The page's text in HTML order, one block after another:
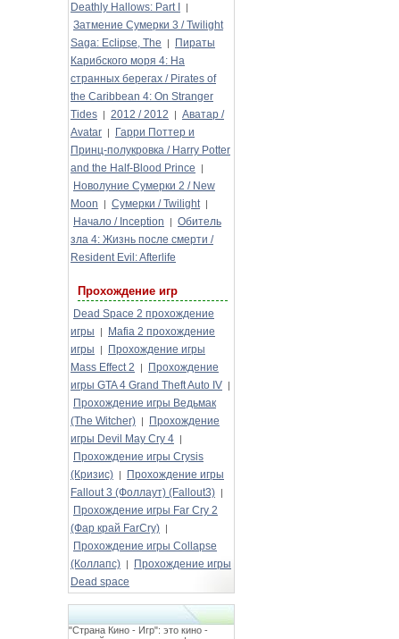
Deathly Hallows: Part I
|
Затмение Сумерки 3 / Twilight
Saga: Eclipse, The
|
Пираты
Карибского моря 4: На
странных берегах / Pirates of
the Caribbean 4: On Stranger
Tides | 2012 / 2012 | Аватар /
Avatar |
Гарри Поттер и
Принц-полукровка / Harry Potter
and the Half-Blood Prince
|
Новолуние Сумерки 2 / New
Moon
| Сумерки / Twilight |
Начало / Inception | Обитель
зла 4: Жизнь после смерти /
Resident Evil: Afterlife
Прохождение игр
Dead Space 2 прохождение
игры
|
Mafia 2 прохождение
игры
|
Прохождение игры
Mass Effect 2
|
Прохождение
игры GTA 4 Grand Theft Auto IV |
Прохождение игры Ведьмак
(The Witcher) |
Прохождение
игры Devil May Cry 4 |
Прохождение игры Crysis
(Кризис) |
Прохождение игры
Fallout 3 (Фоллаут) (Fallout3) |
Прохождение игры Far Cry 2
(Фар край FarCry) |
Прохождение игры Collapse
(Коллапс) |
Прохождение игры
Dead space
"Страна Кино - Игр": это кино -